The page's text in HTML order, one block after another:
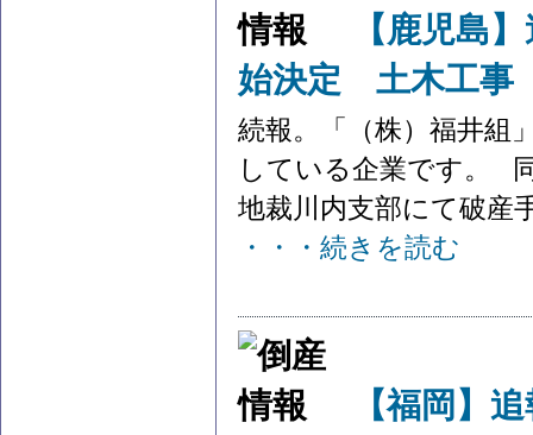
【鹿児島
始決定 土木工事
続報。「（株）福井組
している企業です。
地裁川内支部にて破産
・・・続きを読む
【福岡】